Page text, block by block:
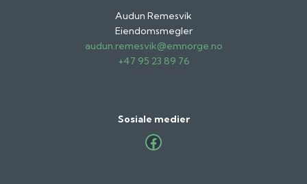
Audun Remesvik
Eiendomsmegler
audun.remesvik@emnorge.no
+47 95 23 89 76
Sosiale medier
Facebook